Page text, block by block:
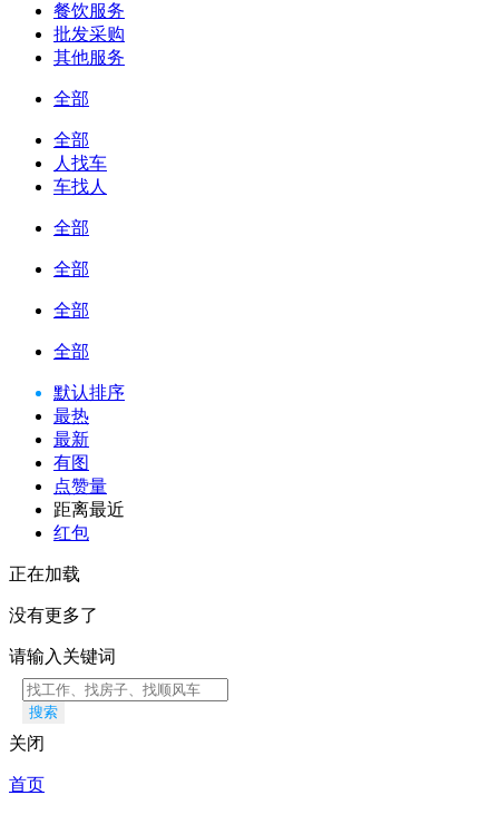
餐饮服务
批发采购
其他服务
全部
全部
人找车
车找人
全部
全部
全部
全部
默认排序
最热
最新
有图
点赞量
距离最近
红包
正在加载
没有更多了
请输入关键词
搜索
关闭
首页